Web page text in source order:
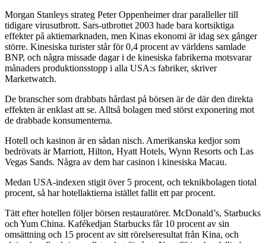
Morgan Stanleys strateg Peter Oppenheimer drar paralleller till
tidigare virusutbrott. Sars-utbrottet 2003 hade bara kortsiktiga
effekter på aktiemarknaden, men Kinas ekonomi är idag sex gånger
större. Kinesiska turister står för 0,4 procent av världens samlade
BNP, och några missade dagar i de kinesiska fabrikerna motsvarar
månaders produktionsstopp i alla USA:s fabriker, skriver
Marketwatch.
De branscher som drabbats hårdast på börsen är de där den direkta
effekten är enklast att se. Alltså bolagen med störst exponering mot
de drabbade konsumenterna.
Hotell och kasinon är en sådan nisch. Amerikanska kedjor som
bedrövats är Marriott, Hilton, Hyatt Hotels, Wynn Resorts och Las
Vegas Sands. Några av dem har casinon i kinesiska Macau.
Medan USA-indexen stigit över 5 procent, och teknikbolagen tiotal
procent, så har hotellaktierna istället fallit ett par procent.
Tätt efter hotellen följer börsen restauratörer. McDonald’s, Starbucks
och Yum China. Kafékedjan Starbucks får 10 procent av sin
omsättning och 15 procent av sitt rörelseresultat från Kina, och